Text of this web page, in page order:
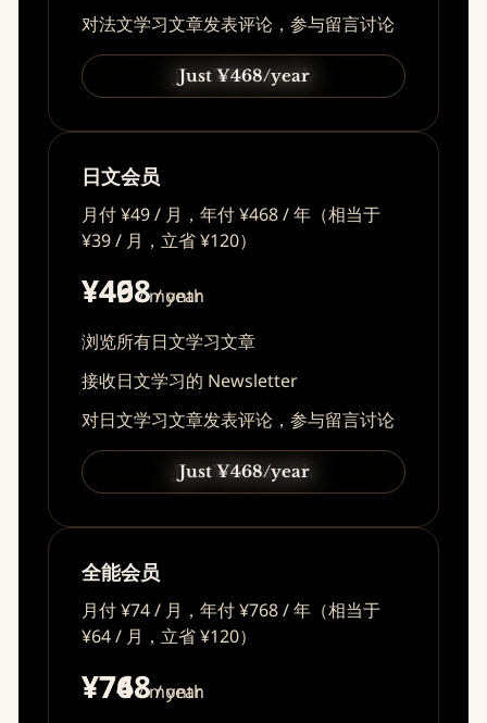
对法文学习文章发表评论，参与留言讨论
Just ¥49/month
Just ¥468/year
日文会员
月付 ¥49 / 月，年付 ¥468 / 年（相当于
¥39 / 月，立省 ¥120）
¥49/ month
¥468/ year
浏览所有日文学习文章
接收日文学习的 Newsletter
对日文学习文章发表评论，参与留言讨论
Just ¥49/month
Just ¥468/year
全能会员
月付 ¥74 / 月，年付 ¥768 / 年（相当于
¥64 / 月，立省 ¥120）
¥74/ month
¥768/ year